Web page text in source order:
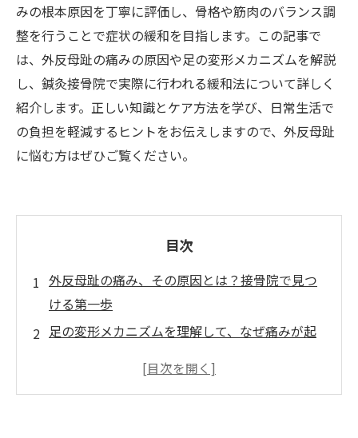
みの根本原因を丁寧に評価し、骨格や筋肉のバランス調
整を行うことで症状の緩和を目指します。この記事で
は、外反母趾の痛みの原因や足の変形メカニズムを解説
し、鍼灸接骨院で実際に行われる緩和法について詳しく
紹介します。正しい知識とケア方法を学び、日常生活で
の負担を軽減するヒントをお伝えしますので、外反母趾
に悩む方はぜひご覧ください。
目次
外反母趾の痛み、その原因とは？接骨院で見つ
ける第一歩
足の変形メカニズムを理解して、なぜ痛みが起
接骨院での具体的な緩和法：骨格と筋肉のバラ